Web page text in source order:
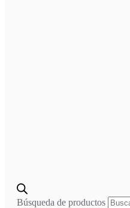
Búsqueda de productos